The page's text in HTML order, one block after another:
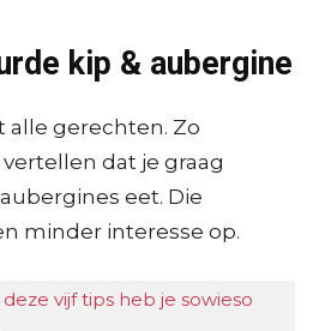
kip & aubergine
alle gerechten. Zo
vertellen dat je graag
eet. Die
minder interesse op.
vijf tips heb je sowieso